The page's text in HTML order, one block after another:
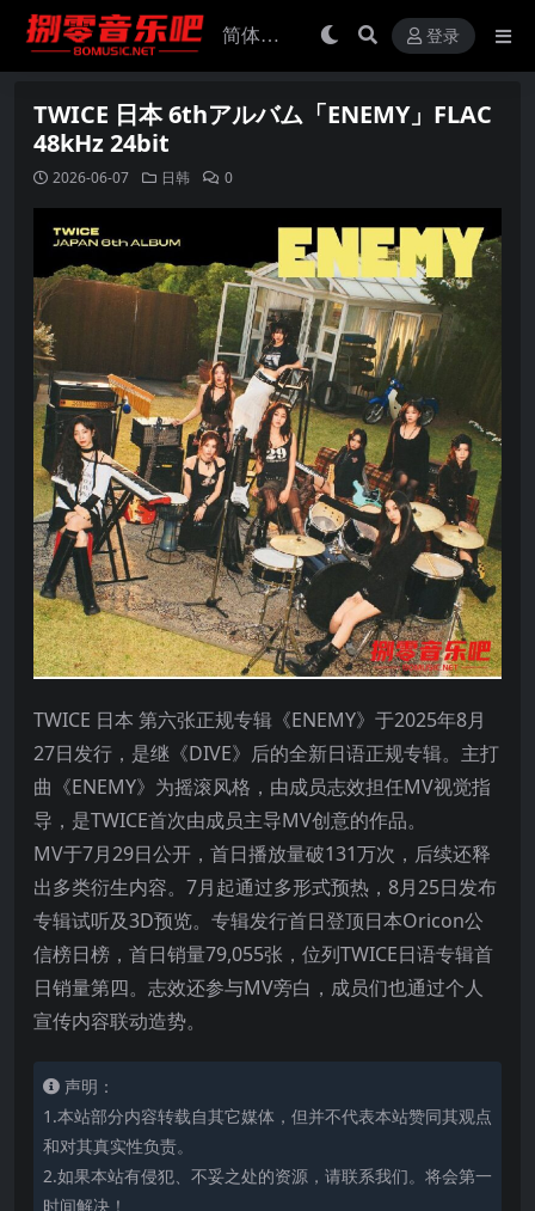
登录
TWICE 日本 6thアルバム「ENEMY」FLAC
48kHz 24bit
2026-06-07 日韩 0
TWICE 日本 第六张正规专辑《ENEMY》于2025年8月
27日发行，是继《DIVE》后的全新日语正规专辑。主打
曲《ENEMY》为摇滚风格，由成员志效担任MV视觉指
导，是TWICE首次由成员主导MV创意的作品。
MV于7月29日公开，首日播放量破131万次，后续还释
出多类衍生内容。7月起通过多形式预热，8月25日发布
专辑试听及3D预览。专辑发行首日登顶日本Oricon公
信榜日榜，首日销量79,055张，位列TWICE日语专辑首
日销量第四。志效还参与MV旁白，成员们也通过个人
宣传内容联动造势。
声明：
1.本站部分内容转载自其它媒体，但并不代表本站赞同其观点
和对其真实性负责。
2.如果本站有侵犯、不妥之处的资源，请联系我们。将会第一
时间解决！